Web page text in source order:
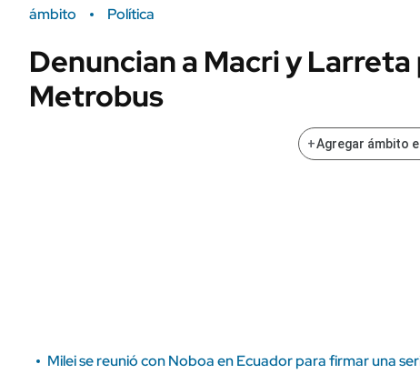
Campo
FINANZAS
Sustentabilidad
POLÍTICA
ámbito Política
Denuncian a Macri y Larreta
Metrobus
+Agregar ámbito
Milei se reunió con Noboa en Ecuador para firmar una